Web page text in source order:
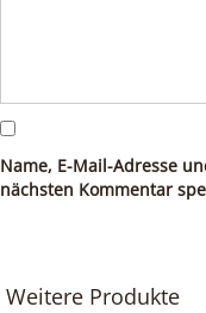
Name, E-Mail-Adresse
nächsten Kommentar
Weitere Produkte